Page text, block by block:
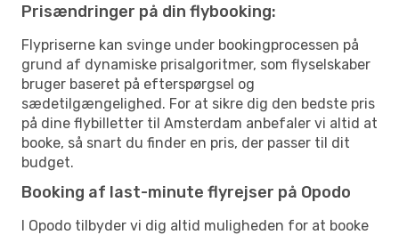
Prisændringer på din flybooking:
Flypriserne kan svinge under bookingprocessen på
grund af dynamiske prisalgoritmer, som flyselskaber
bruger baseret på efterspørgsel og
sædetilgængelighed. For at sikre dig den bedste pris
på dine flybilletter til Amsterdam anbefaler vi altid at
booke, så snart du finder en pris, der passer til dit
budget.
Booking af last-minute flyrejser på Opodo
I Opodo tilbyder vi dig altid muligheden for at booke